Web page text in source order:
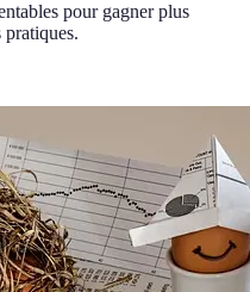
pour gagner plus
pratiques.